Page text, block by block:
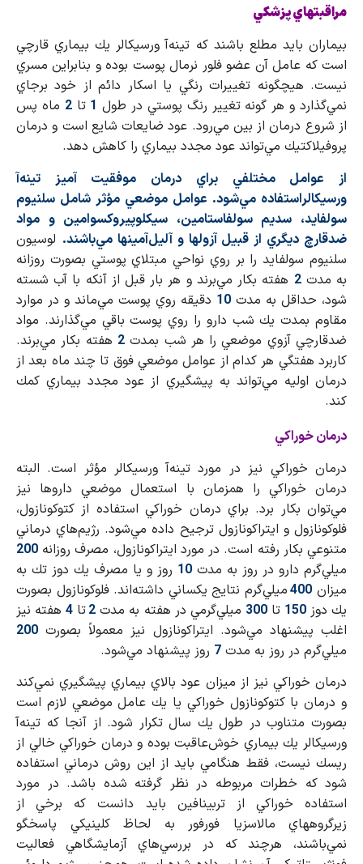
مراقبتهاي پزشكي
بيماران بايد مطلع باشند كه تينه‌آ ورسيكالر يك بيماري قارچي
است كه عامل آن عضو فلور نرمال پوست بوده و بنابراين مسري
نيست. هيچگونه تغييرات رنگي يا اسكار دائم از خود برجاي
نمي‌گذارد و هر گونه تغيير رنگ پوستي در طول 1 تا2 ماه پس
از شروع درمان از بين مي‌رود. عود ضايعات شايع است و درمان
پروفيلاكتيك مي‌تواند عود مجدد بيماري را كاهش دهد.
از عوامل مختلفي براي درمان موفقيت آميز تينه‌آ
ورسيكالراستفاده مي‌شود. عوامل موضعي مؤثر شامل سلنيوم
سولفايد، سديم سولفاستامين، سيكلوپيروكسوامين و مواد
ضدقارچ ديگري از قبيل آزولها و آليل‌آمينها مي‌باشند. لوسيون
سلنيوم سولفايد را بر روي نواحي مبتلاي پوستي بصورت روزانه
به مدت2 هفته بكار مي‌برند و هر بار قبل از آنكه با آب شسته
شود، حداقل به مدت 10 دقيقه روي پوست مي‌ماند و در موارد
مقاوم بمدت يك شب دارو را روي پوست باقي مي‌گذارند. مواد
ضدقارچي آزوي موضعي را هر شب بمدت2 هفته بكار مي‌برند.
كاربرد هفتگي هر كدام از عوامل موضعي فوق تا چند ماه بعد از
درمان اوليه مي‌تواند به پيشگيري از عود مجدد بيماري كمك
كند.
درمان خوراكي
درمان خوراكي نيز در مورد تينه‌آ ورسيكالر مؤثر است. البته
درمان خوراكي را همزمان با استعمال موضعي داروها نيز
مي‌توان بكار برد. براي درمان خوراكي استفاده از كتوكونازول،
فلوكونازول و ايتراكونازول ترجيح داده مي‌شود. رژيم‌هاي درماني
متنوعي بكار رفته است. در مورد ايتراكونازول، مصرف روزانه 200
ميلي‌گرم دارو در روز به مدت 10 روز و يا مصرف يك دوز تك به
ميزان 400ميلي‌گرم نتايج يكساني داشته‌اند. فلوكونازول بصورت
يك دوز150 تا300 ميلي‌گرمي در هفته به مدت 2تا 4 هفته نيز
اغلب پيشنهاد مي‌شود. ايتراكونازول نيز معمولاً بصورت 200
ميلي‌گرم در روز به مدت 7 روز پيشنهاد مي‌شود.
درمان خوراكي نيز از ميزان عود بالاي بيماري پيشگيري نمي‌كند
و درمان با كتوكونازول خوراكي يا يك عامل موضعي لازم است
بصورت متناوب در طول يك سال تكرار شود. از آنجا كه تينه‌آ
ورسيكالر يك بيماري خوش‌عاقبت بوده و درمان خوراكي خالي از
ريسك نيست، فقط هنگامي بايد از اين روش درماني استفاده
شود كه خطرات مربوطه در نظر گرفته شده باشد. در مورد
استفاده خوراكي از تربينافين بايد دانست كه برخي از
زيرگروههاي مالاسزيا فورفور به لحاظ كلينيكي پاسخگو
نمي‌باشند، هرچند كه در بررسي‌هاي آزمايشگاهي فعاليت